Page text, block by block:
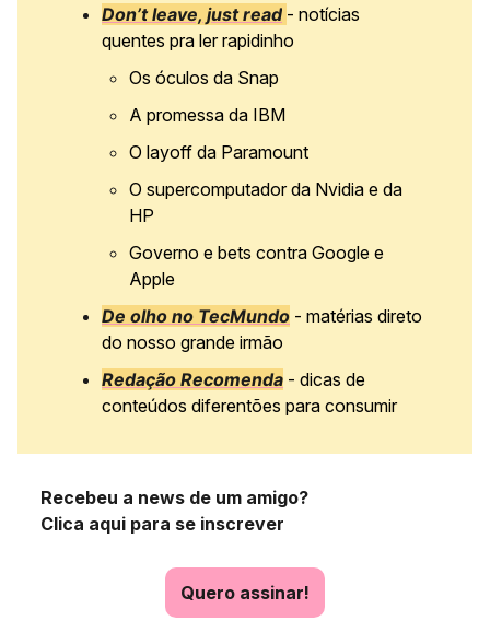
Don’t leave, just read - notícias
quentes pra ler rapidinho
Os óculos da Snap
A promessa da IBM
O layoff da Paramount
O supercomputador da Nvidia e da
HP
Governo e bets contra Google e
Apple
De olho no TecMundo - matérias direto
do nosso grande irmão
Redação Recomenda - dicas de
conteúdos diferentões para consumir
Recebeu a news de um amigo?
Clica aqui para se inscrever
Quero assinar!